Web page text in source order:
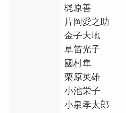
梶原善
片岡愛之助
金子大地
草笛光子
國村隼
栗原英雄
小池栄子
小泉孝太郎